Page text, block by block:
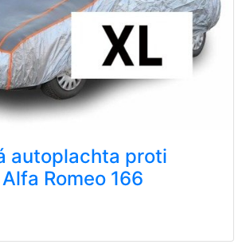
autoplachta proti
Romeo 166